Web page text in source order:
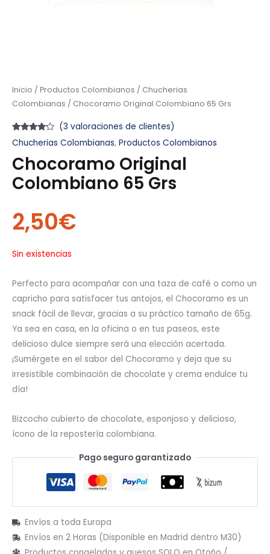
Inicio / Productos Colombianos / Chucherias
Colombianas / Chocoramo Original Colombiano 65 Grs
Valorado
con4.00
base a
3
valoraciones
de
clientes
(3 valoraciones de clientes)
Chucherias Colombianas, Productos Colombianos
Chocoramo Original
Colombiano 65 Grs
2,50€
Sin existencias
Perfecto para acompañar con una taza de café o como un
capricho para satisfacer tus antojos, el Chocoramo es un
snack fácil de llevar, gracias a su práctico tamaño de 65g.
Ya sea en casa, en la oficina o en tus paseos, este
delicioso dulce siempre será una elección acertada.
¡Sumérgete en el sabor del Chocoramo y deja que su
irresistible combinación de chocolate y crema endulce tu
día!
Bizcocho cubierto de chocolate, esponjoso y delicioso,
ícono de la repostería colombiana.
Pago seguro garantizado
Envíos a toda Europa
Envíos en 2 Horas (Disponible en Madrid dentro M30)